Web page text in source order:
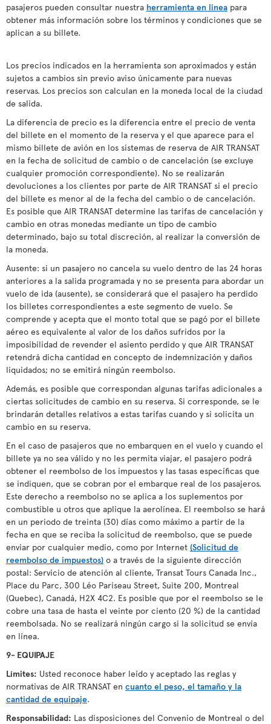
pasajeros pueden consultar nuestra herramienta en linea para
obtener más información sobre los términos y condiciones que se
aplican a su billete.
Los precios indicados en la herramienta son aproximados y están
sujetos a cambios sin previo aviso únicamente para nuevas
reservas. Los precios son calculan en la moneda local de la ciudad
de salida.
La diferencia de precio es la diferencia entre el precio de venta
del billete en el momento de la reserva y el que aparece para el
mismo billete de avión en los sistemas de reserva de AIR TRANSAT
en la fecha de solicitud de cambio o de cancelación (se excluye
cualquier promoción correspondiente). No se realizarán
devoluciones a los clientes por parte de AIR TRANSAT si el precio
del billete es menor al de la fecha del cambio o de cancelación.
Es posible que AIR TRANSAT determine las tarifas de cancelación y
cambio en otras monedas mediante un tipo de cambio
determinado, bajo su total discreción, al realizar la conversión de
la moneda.
Ausente: si un pasajero no cancela su vuelo dentro de las 24 horas
anteriores a la salida programada y no se presenta para abordar un
vuelo de ida (ausente), se considerará que el pasajero ha perdido
los billetes correspondientes a este segmento de vuelo. Se
comprende y acepta que el monto total que se pagó por el billete
aéreo es equivalente al valor de los daños sufridos por la
imposibilidad de revender el asiento perdido y que AIR TRANSAT
retendrá dicha cantidad en concepto de indemnización y daños
liquidados; no se emitirá ningún reembolso.
Además, es posible que correspondan algunas tarifas adicionales a
ciertas solicitudes de cambio en su reserva. Si corresponde, se le
brindarán detalles relativos a estas tarifas cuando y si solicita un
cambio en su reserva.
En el caso de pasajeros que no embarquen en el vuelo y cuando el
billete ya no sea válido y no les permita viajar, el pasajero podrá
obtener el reembolso de los impuestos y las tasas específicas que
se indiquen, que se cobran por el embarque real de los pasajeros.
Este derecho a reembolso no se aplica a los suplementos por
combustible u otros que aplique la aerolínea. El reembolso se hará
en un periodo de treinta (30) días como máximo a partir de la
fecha en que se reciba la solicitud de reembolso, que se puede
enviar por cualquier medio, como por Internet (Solicitud de
reembolso de impuestos) o a través de la siguiente dirección
postal: Servicio de atención al cliente, Transat Tours Canada Inc.,
Place du Parc, 300 Léo Pariseau Street, Suite 200, Montreal
(Quebec), Canadá, H2X 4C2. Es posible que por el reembolso se le
cobre una tasa de hasta el veinte por ciento (20 %) de la cantidad
reembolsada. No se realizará ningún cargo si la solicitud se envía
en línea.
9- EQUIPAJE
Límites: Usted reconoce haber leído y aceptado las reglas y
normativas de AIR TRANSAT en cuanto el peso, el tamaño y la
cantidad de equipaje.
Responsabilidad: Las disposiciones del Convenio de Montreal o del